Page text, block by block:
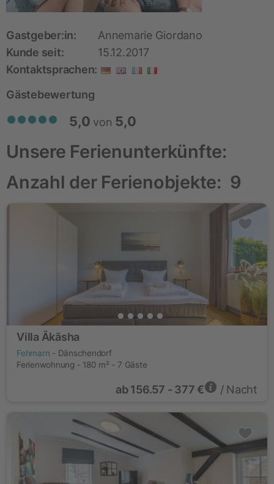
Gastgeber:in:
Annemarie Giordano
Kunde seit:
15.12.2017
Kontaktsprachen:
Gästebewertung
5,0 von 5,0
Unsere Ferienunterkünfte:
Anzahl der Ferienobjekte: 9
Villa Ākāsha
Fehmarn - Dänschendorf
Ferienwohnung - 180 m² - 7 Gäste
ab156.57 - 377 € / Nacht